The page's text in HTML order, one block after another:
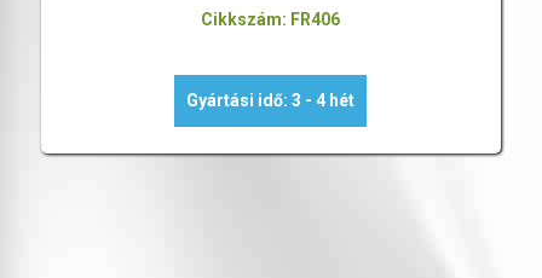
Cikkszám: FR406
Gyártási idő: 3 - 4 hét